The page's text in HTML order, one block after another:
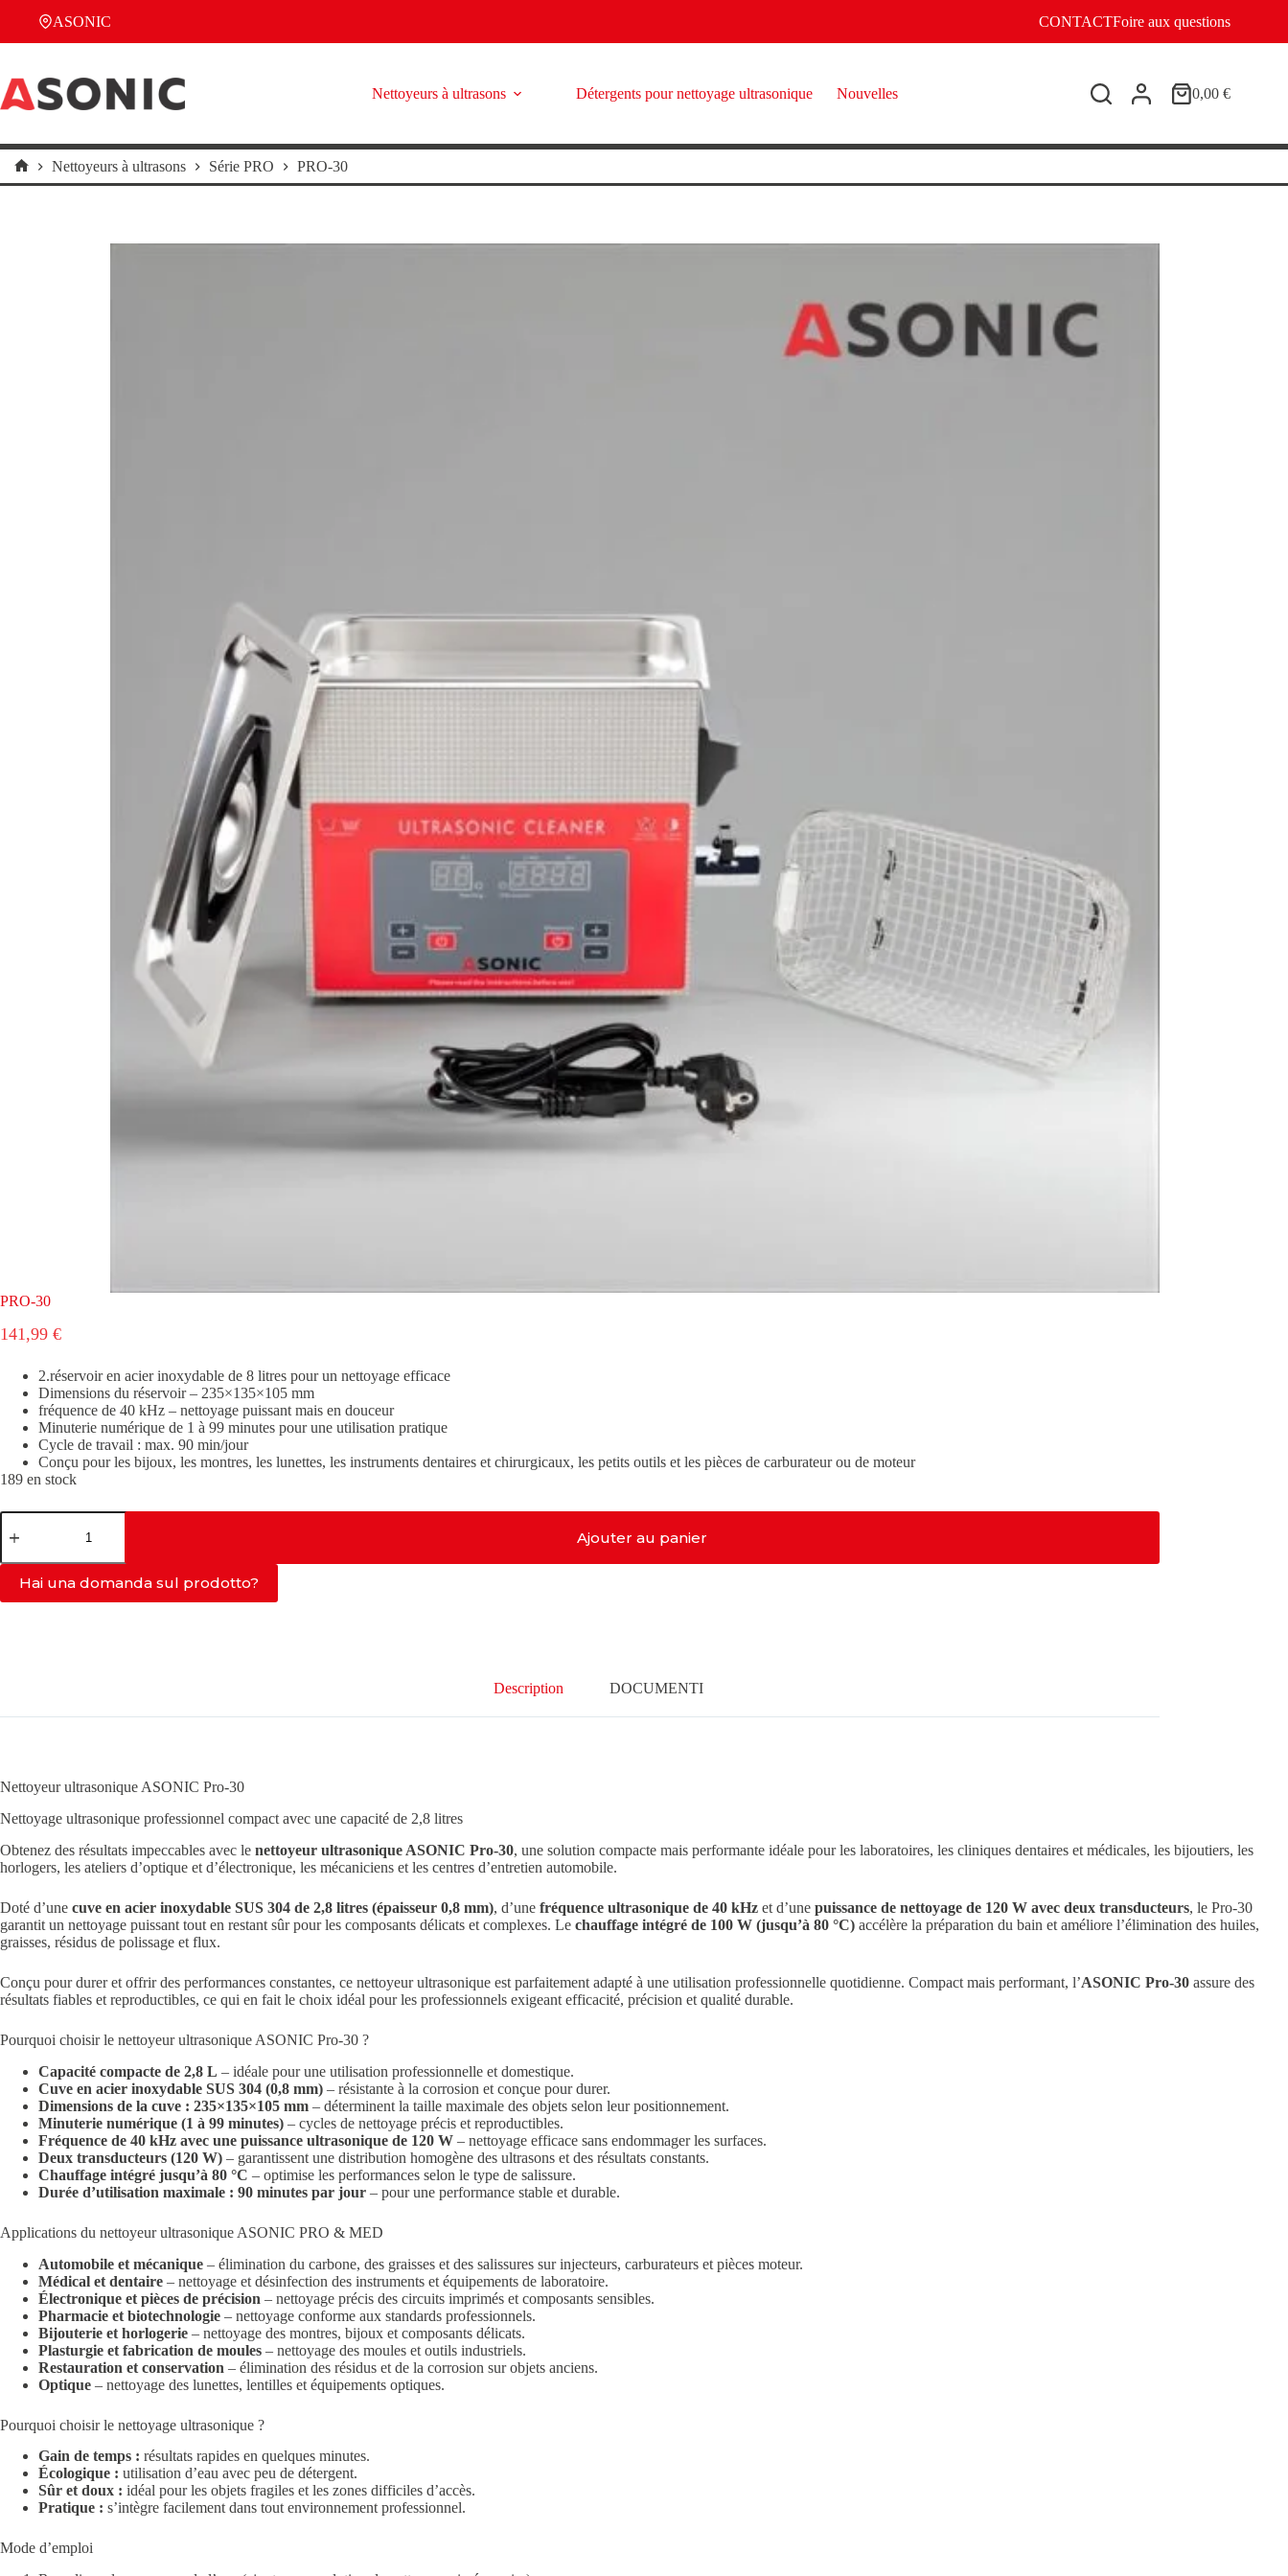
contenu
ASONIC CONTACTFoire aux questions
Nettoyeurs à ultrasons Détergents pour nettoyage ultrasonique Nouvelles
Panier
0,00 €
Accueil
Nettoyeurs à ultrasons Série PRO PRO-30
PRO-30
141,99 €
2.réservoir en acier inoxydable de 8 litres pour un nettoyage efficace
Dimensions du réservoir – 235×135×105 mm
fréquence de 40 kHz – nettoyage puissant mais en douceur
Minuterie numérique de 1 à 99 minutes pour une utilisation pratique
Cycle de travail : max. 90 min/jour
Conçu pour les bijoux, les montres, les lunettes, les instruments dentaires et chirurgicaux, les petits outils et les pièces de carburateur ou de moteur
189 en stock
quantité
de
30
Ajouter au panier
Hai una domanda sul prodotto?
Description DOCUMENTI
Nettoyeur ultrasonique ASONIC Pro-30
Nettoyage ultrasonique professionnel compact avec une capacité de 2,8 litres
Obtenez des résultats impeccables avec le nettoyeur ultrasonique ASONIC Pro-30, une solution compacte mais performante idéale pour les laboratoires, les cliniques dentaires et médicales, les bijoutiers, les
horlogers, les ateliers d’optique et d’électronique, les mécaniciens et les centres d’entretien automobile.
Doté d’une cuve en acier inoxydable SUS 304 de 2,8 litres (épaisseur 0,8 mm), d’une fréquence ultrasonique de 40 kHz et d’une puissance de nettoyage de 120 W avec deux transducteurs, le Pro-30
garantit un nettoyage puissant tout en restant sûr pour les composants délicats et complexes. Le chauffage intégré de 100 W (jusqu’à 80 °C) accélère la préparation du bain et améliore l’élimination des huiles,
graisses, résidus de polissage et flux.
Conçu pour durer et offrir des performances constantes, ce nettoyeur ultrasonique est parfaitement adapté à une utilisation professionnelle quotidienne. Compact mais performant, l’ASONIC Pro-30 assure des
résultats fiables et reproductibles, ce qui en fait le choix idéal pour les professionnels exigeant efficacité, précision et qualité durable.
Pourquoi choisir le nettoyeur ultrasonique ASONIC Pro-30 ?
Capacité compacte de 2,8 L – idéale pour une utilisation professionnelle et domestique.
Cuve en acier inoxydable SUS 304 (0,8 mm) – résistante à la corrosion et conçue pour durer.
Dimensions de la cuve : 235×135×105 mm – déterminent la taille maximale des objets selon leur positionnement.
Minuterie numérique (1 à 99 minutes) – cycles de nettoyage précis et reproductibles.
Fréquence de 40 kHz avec une puissance ultrasonique de 120 W – nettoyage efficace sans endommager les surfaces.
Deux transducteurs (120 W) – garantissent une distribution homogène des ultrasons et des résultats constants.
Chauffage intégré jusqu’à 80 °C – optimise les performances selon le type de salissure.
Durée d’utilisation maximale : 90 minutes par jour – pour une performance stable et durable.
Applications du nettoyeur ultrasonique ASONIC PRO & MED
Automobile et mécanique – élimination du carbone, des graisses et des salissures sur injecteurs, carburateurs et pièces moteur.
Médical et dentaire – nettoyage et désinfection des instruments et équipements de laboratoire.
Électronique et pièces de précision – nettoyage précis des circuits imprimés et composants sensibles.
Pharmacie et biotechnologie – nettoyage conforme aux standards professionnels.
Bijouterie et horlogerie – nettoyage des montres, bijoux et composants délicats.
Plasturgie et fabrication de moules – nettoyage des moules et outils industriels.
Restauration et conservation – élimination des résidus et de la corrosion sur objets anciens.
Optique – nettoyage des lunettes, lentilles et équipements optiques.
Pourquoi choisir le nettoyage ultrasonique ?
Gain de temps : résultats rapides en quelques minutes.
Écologique : utilisation d’eau avec peu de détergent.
Sûr et doux : idéal pour les objets fragiles et les zones difficiles d’accès.
Pratique : s’intègre facilement dans tout environnement professionnel.
Mode d’emploi